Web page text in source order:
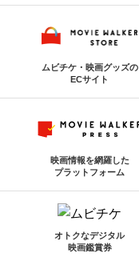
ムビチケ・映画グッズの
ECサイト
映画情報を網羅した
プラットフォーム
オトクなデジタル
映画鑑賞券